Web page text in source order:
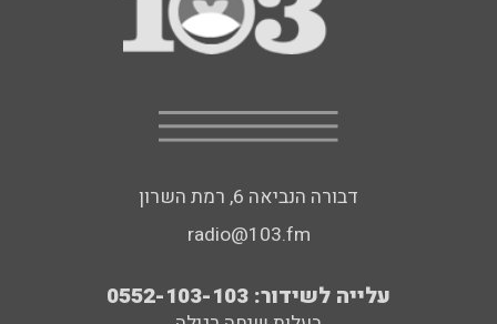
דבורה הנביאה 6, רמת השרון
radio@103.fm
עלייה לשידור: 0552-103-103